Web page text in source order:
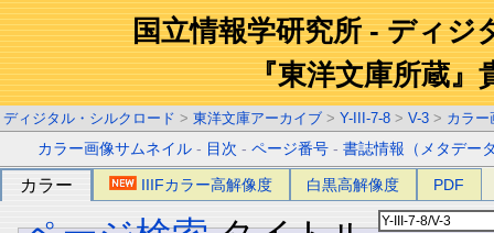
国立情報学研究所 - ディジ
『東洋文庫所蔵』
ディジタル・シルクロード > 東洋文庫アーカイブ > Y-III-7-8 > V-3 > カラー
カラー画像サムネイル - 目次 -ページ番号 -書誌情報（メタデー
カラー IIIFカラー高解像度 白黒高解像度 PDF